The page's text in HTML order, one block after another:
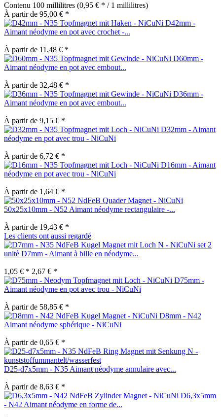
Contenu 100 millilitres (0,95 € * / 1 millilitres)
À partir de 95,00 € *
D42mm -
Aimant néodyme en pot avec crochet -...
À partir de 11,48 € *
D60mm -
Aimant néodyme en pot avec embout...
À partir de 32,48 € *
D36mm -
Aimant néodyme en pot avec embout...
À partir de 9,15 € *
D32mm - Aimant
néodyme en pot avec trou - NiCuNi
À partir de 6,72 € *
D16mm - Aimant
néodyme en pot avec trou - NiCuNi
À partir de 1,64 € *
50x25x10mm - N52 Aimant néodyme rectangulaire -...
À partir de 19,43 € *
Les clients ont aussi regardé
set 2
unitè D7mm - Aimant à bille en néodyme...
1,05 € * 2,67 € *
D75mm -
Aimant néodyme en pot avec trou - NiCuNi
À partir de 58,85 € *
D8mm - N42
Aimant néodyme sphérique - NiCuNi
À partir de 0,65 € *
D25-d7x5mm - N35 Aimant néodyme annulaire avec...
À partir de 8,63 € *
D6,3x5mm
- N42 Aimant néodyme en forme de...